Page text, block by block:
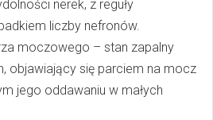
nerek, z reguły
liczby nefronów.
moczowego – stan zapalny
objawiający się parciem na mocz
jego oddawaniu w małych